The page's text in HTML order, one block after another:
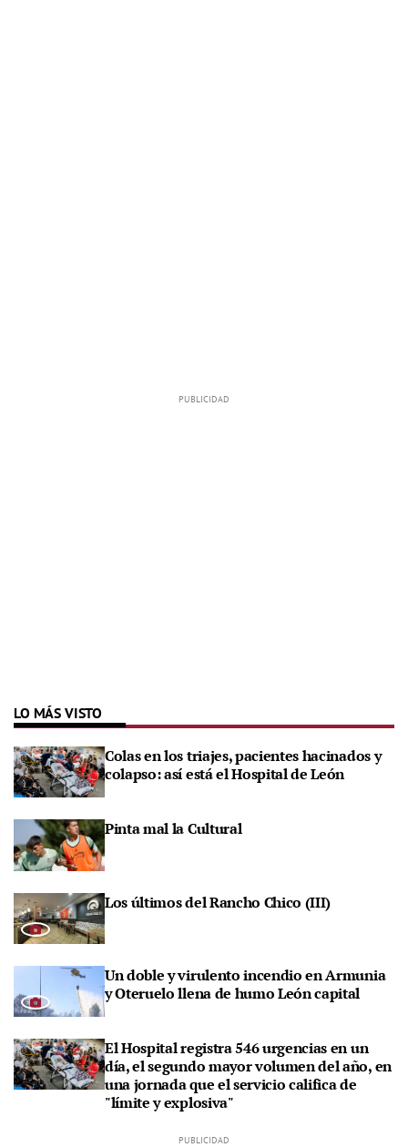
LO MÁS VISTO
Colas en los triajes, pacientes hacinados y
colapso: así está el Hospital de León
Pinta mal la Cultural
Los últimos del Rancho Chico (III)
Un doble y virulento incendio en Armunia
y Oteruelo llena de humo León capital
El Hospital registra 546 urgencias en un
día, el segundo mayor volumen del año, en
una jornada que el servicio califica de
"límite y explosiva"